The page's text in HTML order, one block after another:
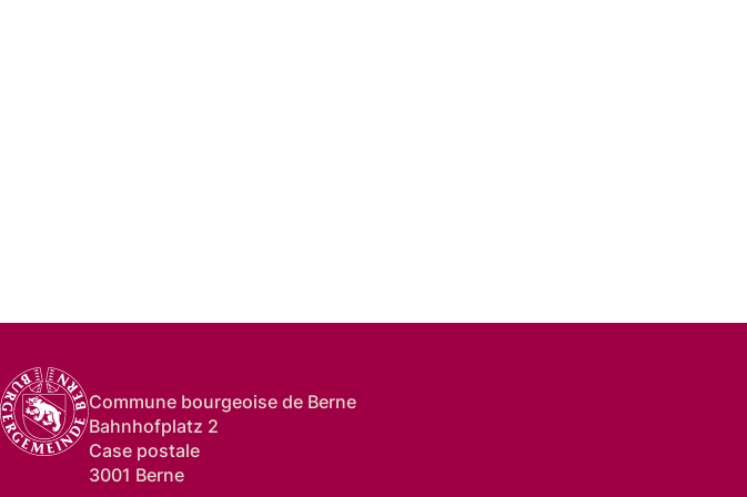
Commune bourgeoise de Berne
Bahnhofplatz 2
Case postale
3001 Berne